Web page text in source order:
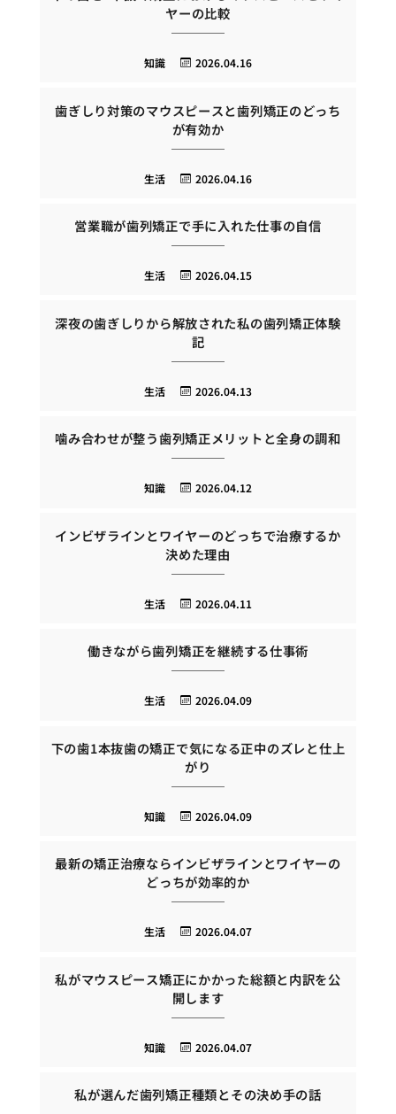
ヤーの比較
2026.04.16
知識
歯ぎしり対策のマウスピースと歯列矯正のどっち
が有効か
2026.04.16
生活
営業職が歯列矯正で手に入れた仕事の自信
2026.04.15
生活
深夜の歯ぎしりから解放された私の歯列矯正体験
記
2026.04.13
生活
噛み合わせが整う歯列矯正メリットと全身の調和
2026.04.12
知識
インビザラインとワイヤーのどっちで治療するか
決めた理由
2026.04.11
生活
働きながら歯列矯正を継続する仕事術
2026.04.09
生活
下の歯1本抜歯の矯正で気になる正中のズレと仕上
がり
2026.04.09
知識
最新の矯正治療ならインビザラインとワイヤーの
どっちが効率的か
2026.04.07
生活
私がマウスピース矯正にかかった総額と内訳を公
開します
2026.04.07
知識
私が選んだ歯列矯正種類とその決め手の話